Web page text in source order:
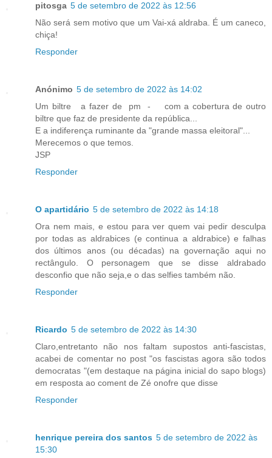
pitosga 5 de setembro de 2022 às 12:56
Não será sem motivo que um Vai-xá aldraba. É um caneco,
chiça!
Responder
Anónimo 5 de setembro de 2022 às 14:02
Um biltre a fazer de pm - com a cobertura de outro
biltre que faz de presidente da república...
E a indiferença ruminante da "grande massa eleitoral"...
Merecemos o que temos.
JSP
Responder
O apartidário 5 de setembro de 2022 às 14:18
Ora nem mais, e estou para ver quem vai pedir desculpa
por todas as aldrabices (e continua a aldrabice) e falhas
dos últimos anos (ou décadas) na governação aqui no
rectângulo. O personagem que se disse aldrabado
desconfio que não seja,e o das selfies também não.
Responder
Ricardo 5 de setembro de 2022 às 14:30
Claro,entretanto não nos faltam supostos anti-fascistas,
acabei de comentar no post "os fascistas agora são todos
democratas "(em destaque na página inicial do sapo blogs)
em resposta ao coment de Zé onofre que disse
Responder
henrique pereira dos santos 5 de setembro de 2022 às
15:30